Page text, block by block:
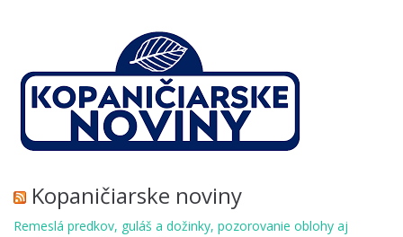
Kopaničiarske noviny
Remeslá predkov, guláš a dožinky, pozorovanie oblohy aj